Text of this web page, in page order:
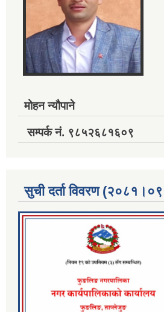
मोहन न्यौपाने
सम्पर्क नं. ९८५२६८१६०९
सुची दर्ता विवरण